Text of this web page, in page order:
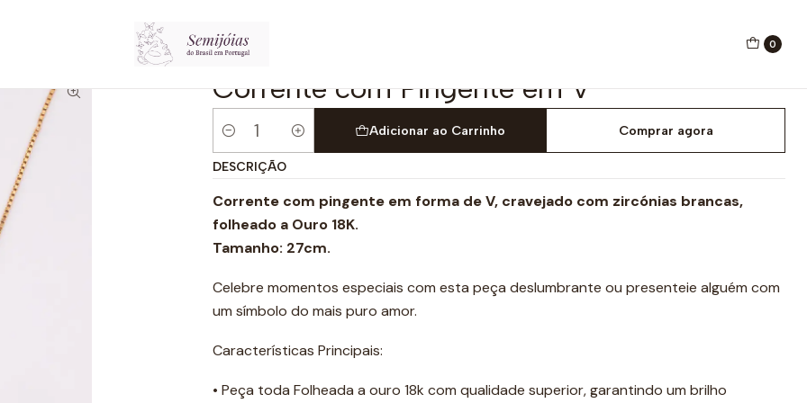
0
Colares
Corrente com Pingente em V
Quantidade
Adicionar ao Carrinho Comprar agora
DESCRIÇÃO
Corrente com pingente em forma de V, cravejado com zircónias brancas,
folheado a Ouro 18K.
Tamanho: 27cm.
Celebre momentos especiais com esta peça deslumbrante ou presenteie alguém com
um símbolo do mais puro amor.
Características Principais:
• Peça toda Folheada a ouro 18k com qualidade superior, garantindo um brilho